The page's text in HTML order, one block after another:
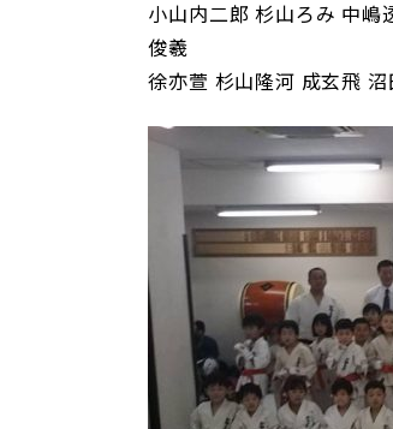
小山内二郎 杉山ろみ 中嶋
俊羲
徐亦萱 杉山隆河 成玄飛